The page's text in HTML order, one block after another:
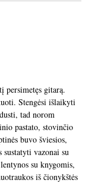
persimetęs gitarą.
Stengėsi išlaikyti
tad norom
pastato, stovinčio
buvo šviesios,
sustatyti vazonai su
su knygomis,
iš čionykštės